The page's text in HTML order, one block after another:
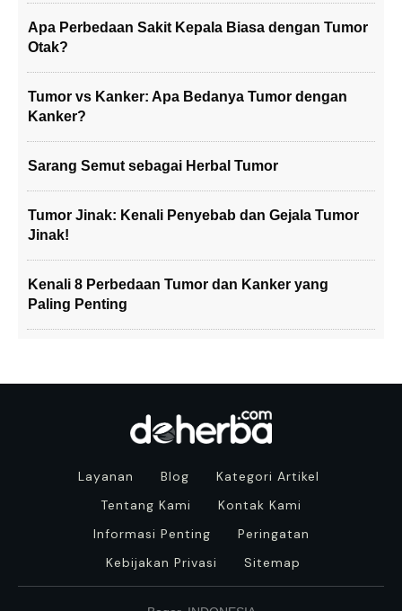
Apa Perbedaan Sakit Kepala Biasa dengan Tumor
Otak?
Tumor vs Kanker: Apa Bedanya Tumor dengan
Kanker?
Sarang Semut sebagai Herbal Tumor
Tumor Jinak: Kenali Penyebab dan Gejala Tumor
Jinak!
Kenali 8 Perbedaan Tumor dan Kanker yang
Paling Penting
Layanan Blog
Kategori Artikel
Tentang Kami
Kontak Kami
Informasi Penting
Peringatan
Kebijakan Privasi
Sitemap